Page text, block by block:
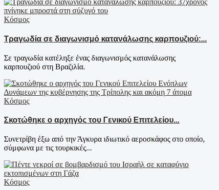
Κόσμος
Τραγωδία σε διαγωνισμό κατανάλωσης καρπουζιού:...
Σε τραγωδία κατέληξε ένας διαγωνισμός κατανάλωσης
καρπουζιού στη Βραζιλία.
Κόσμος
Σκοτώθηκε ο αρχηγός του Γενικού Επιτελείου...
Συνετρίβη έξω από την Άγκυρα ιδιωτικό αεροσκάφος στο οποίο,
σύμφωνα με τις τουρκικές...
Κόσμος